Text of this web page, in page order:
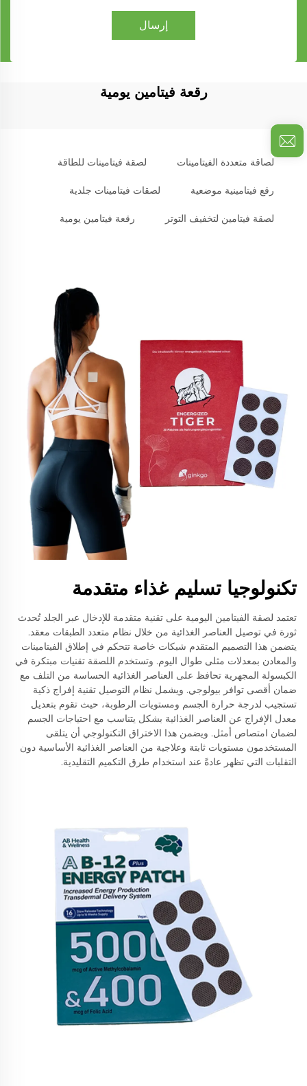
إرسال
رقعة فيتامين يومية
لصاقة متعددة الفيتامينات لصقة فيتامينات للطاقة
رقع فيتامينية موضعية لصقات فيتامينات جلدية
لصقة فيتامين لتخفيف التوتر رقعة فيتامين يومية
تكنولوجيا تسليم غذاء متقدمة
تعتمد لصقة الفيتامين اليومية على تقنية متقدمة للإدخال عبر الجلد تُحدث
ثورة في توصيل العناصر الغذائية من خلال نظام متعدد الطبقات معقد.
يتضمن هذا التصميم المتقدم شبكات خاصة تتحكم في إطلاق الفيتامينات
والمعادن بمعدلات مثلى طوال اليوم. وتستخدم اللصقة تقنيات مبتكرة في
الكبسولة المجهرية تحافظ على العناصر الغذائية الحساسة من التلف مع
ضمان أقصى توافر بيولوجي. ويشمل نظام التوصيل تقنية إفراج ذكية
تستجيب لدرجة حرارة الجسم ومستويات الرطوبة، حيث تقوم بتعديل
معدل الإفراج عن العناصر الغذائية بشكل يتناسب مع احتياجات الجسم
لضمان امتصاص أمثل. ويضمن هذا الاختراق التكنولوجي أن يتلقى
المستخدمون مستويات ثابتة وعلاجية من العناصر الغذائية الأساسية دون
التقلبات التي تظهر عادةً عند استخدام طرق التكميم التقليدية.